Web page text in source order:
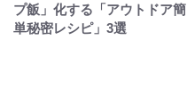
プ飯」化する「アウトドア簡
単秘密レシピ」3選